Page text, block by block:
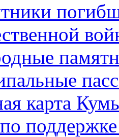
карта